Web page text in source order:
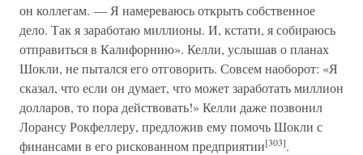
он коллегам. — Я намереваюсь открыть собственное
дело. Так я заработаю миллионы. И, кстати, я собираюсь
отправиться в Калифорнию». Келли, услышав о планах
Шокли, не пытался его отговорить. Совсем наоборот: «Я
сказал, что если он думает, что может заработать миллион
долларов, то пора действовать!» Келли даже позвонил
Лорансу Рокфеллеру, предложив ему помочь Шокли с
финансами в его рискованном предприятии[303].